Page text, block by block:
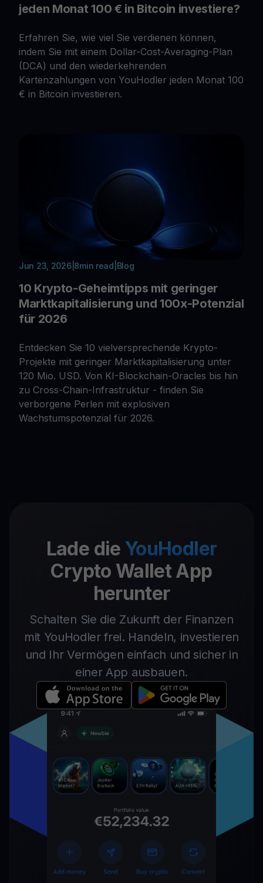
jeden Monat 100 € in Bitcoin investiere?
Erfahren Sie, wie viel Sie verdienen können,
indem Sie mit einem Dollar-Cost-Averaging-Plan
(DCA) und den wiederkehrenden
Kartenzahlungen von YouHodler jeden Monat 100
€ in Bitcoin investieren.
Jun 23, 2026| 8min read Blog
10 Krypto-Geheimtipps mit geringer
Marktkapitalisierung und 100x-Potenzial
für 2026
Entdecken Sie 10 vielversprechende Krypto-
Projekte mit geringer Marktkapitalisierung unter
120 Mio. USD. Von KI-Blockchain-Oracles bis hin
zu Cross-Chain-Infrastruktur - finden Sie
verborgene Perlen mit explosiven
Wachstumspotenzial für 2026.
Lade die YouHodler
Crypto Wallet App
herunter
Schalten Sie die Zukunft der Finanzen
mit YouHodler frei. Handeln, investieren
und Ihr Vermögen einfach und sicher in
einer App ausbauen.